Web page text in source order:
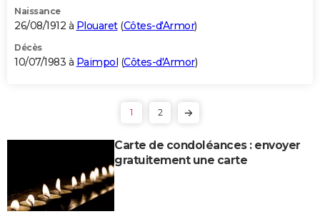
Naissance
26/08/1912 à Plouaret(Côtes-d'Armor)
Décès
10/07/1983 à Paimpol (Côtes-d'Armor)
1 2
Carte de condoléances : envoyer
gratuitement une carte